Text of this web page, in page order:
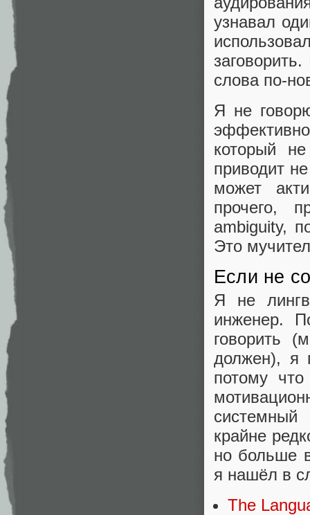
узнавал
слова по-
Я не
который
приводит
может
прочего,
ambiguity,
Это
Если не
Я не
инженер.
говорить
должен), я
потому
крайне
но больше
я нашёл в
The